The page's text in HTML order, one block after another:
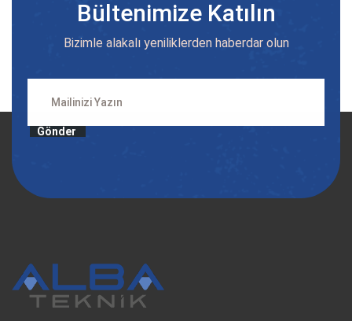
Bültenimize Katılın
Bizimle alakalı yeniliklerden haberdar olun
Gönder